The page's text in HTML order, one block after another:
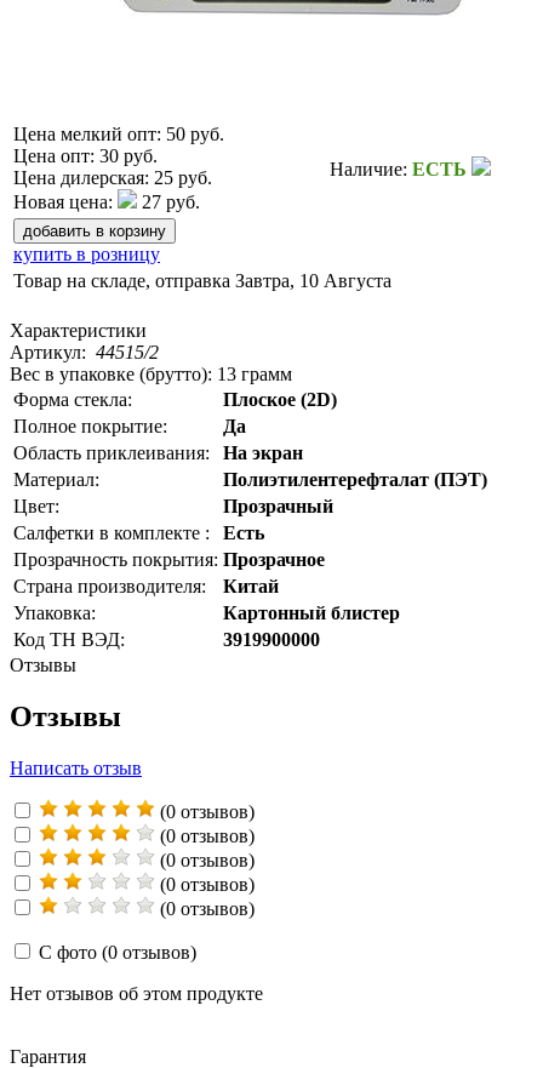
Цена мелкий опт: 50 руб.
Цена опт: 30 руб.
Цена дилерская: 25 руб.
Новая цена:
27 руб.
Наличие: ЕСТЬ
купить в розницу
Товар на складе, отправка Завтра, 10 Августа
Характеристики
Артикул: 44515/2
Вес в упаковке (брутто): 13 грамм
Форма стекла:
Плоское (2D)
Полное покрытие:
Да
Область приклеивания:
На экран
Материал:
Полиэтилентерефталат (ПЭТ)
Цвет:
Прозрачный
Салфетки в комплекте :
Есть
Прозрачность покрытия: Прозрачное
Страна производителя:
Китай
Упаковка:
Картонный блистер
Код ТН ВЭД:
3919900000
Отзывы
Отзывы
Написать отзыв
(0 отзывов)
(0 отзывов)
(0 отзывов)
(0 отзывов)
(0 отзывов)
С фото (0 отзывов)
Нет отзывов об этом продукте
Гарантия